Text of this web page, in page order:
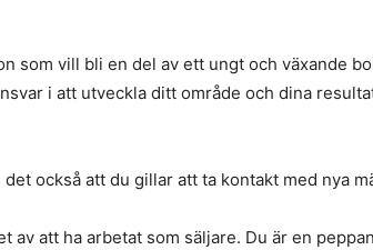
som vill bli en del av ett ungt och växande
i att utveckla ditt område och dina
också att du gillar att ta kontakt med nya
av att ha arbetat som säljare. Du är en